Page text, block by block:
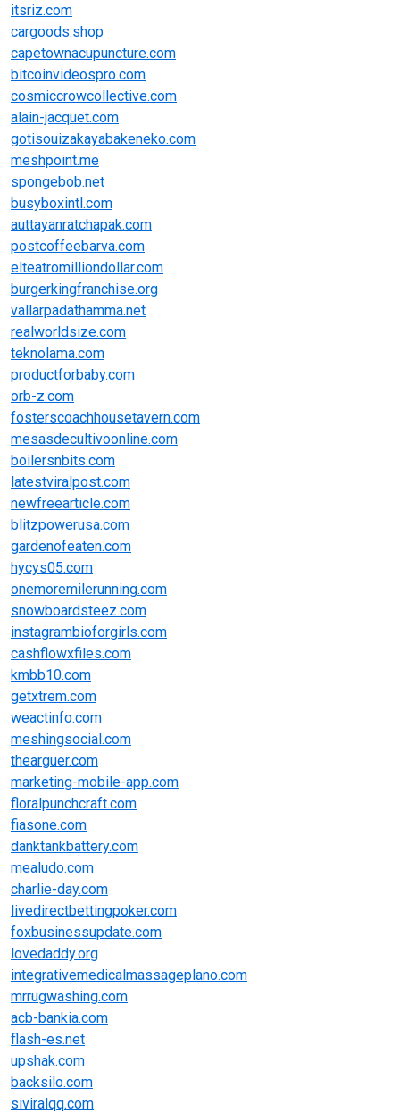
itsriz.com
cargoods.shop
capetownacupuncture.com
bitcoinvideospro.com
cosmiccrowcollective.com
alain-jacquet.com
gotisouizakayabakeneko.com
meshpoint.me
spongebob.net
busyboxintl.com
auttayanratchapak.com
postcoffeebarva.com
elteatromilliondollar.com
burgerkingfranchise.org
vallarpadathamma.net
realworldsize.com
teknolama.com
productforbaby.com
orb-z.com
fosterscoachhousetavern.com
mesasdecultivoonline.com
boilersnbits.com
latestviralpost.com
newfreearticle.com
blitzpowerusa.com
gardenofeaten.com
hycys05.com
onemoremilerunning.com
snowboardsteez.com
instagrambioforgirls.com
cashflowxfiles.com
kmbb10.com
getxtrem.com
weactinfo.com
meshingsocial.com
thearguer.com
marketing-mobile-app.com
floralpunchcraft.com
fiasone.com
danktankbattery.com
mealudo.com
charlie-day.com
livedirectbettingpoker.com
foxbusinessupdate.com
lovedaddy.org
integrativemedicalmassageplano.com
mrrugwashing.com
acb-bankia.com
flash-es.net
upshak.com
backsilo.com
siviralqq.com